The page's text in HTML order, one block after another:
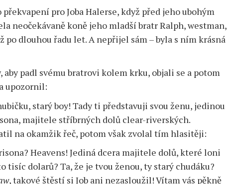
Humor
Sci-
fi
Dobrodružné,
akční
a
válečné
Detektivky
krimi
Horory
a
thrillery
–
Anotace,
rozbory
překvapení pro Joba Halerse, když před jeho ubohým
neočekávaně koně jeho mladší bratr Ralph, westman,
dlouhou řadu let. A nepřijel sám – byla s ním krásná
aby padl svému bratrovi kolem krku, objali se a potom
upozornil:
starý boy! Tady ti představuji svou ženu, jedinou
majitele stříbrných dolů clear-riverských.
na okamžik řeč, potom však zvolal tím hlasitěji:
Heavens! Jediná dcera majitele dolů, které loni
tisíc dolarů? Ta, že je tvou ženou, ty starý chudáku?
, takové štěstí si Job ani nezasloužil! Vítam vás pěkně